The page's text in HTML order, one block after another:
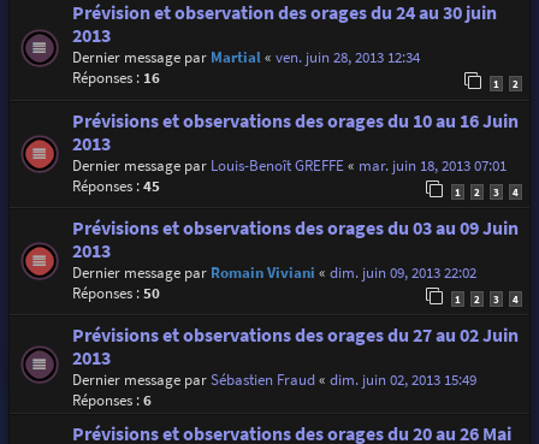
Prévision et observation des orages du 24 au 30 juin
2013
Dernier message par Martial« ven. juin 28, 2013 12:34
Réponses : 16 1 2
Prévisions et observations des orages du 10 au 16 Juin
2013
Dernier message par Louis-Benoît GREFFE« mar. juin 18, 2013 07:01
Réponses :45 1 2 3 4
Prévisions et observations des orages du 03 au 09 Juin
2013
Dernier message par Romain Viviani « dim. juin 09, 2013 22:02
Réponses :50 1 2 3 4
Prévisions et observations des orages du 27 au 02 Juin
2013
Dernier message parSébastien Fraud« dim. juin 02, 2013 15:49
Réponses :6
Prévisions et observations des orages du 20 au 26 Mai